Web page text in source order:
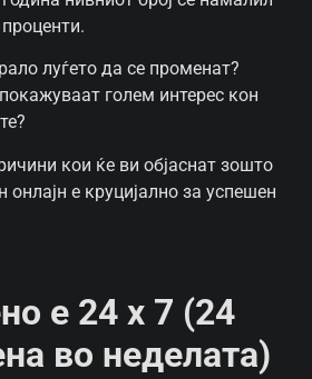
луѓето да се променат?
голем интерес кон
кои ќе ви објаснат зошто
онлајн е круцијално за успешен
е 24 х 7 (24
во неделата)